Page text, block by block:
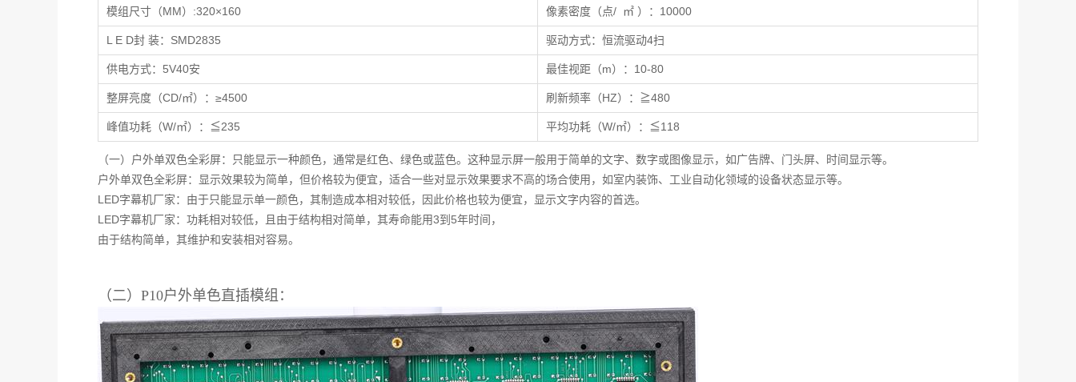
模组尺寸（MM）:320×160 像素密度（点/ ㎡ ）：10000
L E D封 装：SMD2835 驱动方式：恒流驱动4扫
供电方式：5V40安 最佳视距（m）：10-80
整屏亮度（CD/㎡）：≥4500 刷新频率（HZ）：≧480
峰值功耗（W/㎡）：≦235 平均功耗（W/㎡）：≦118
（一）户外单双色全彩屏：只能显示一种颜色，通常是红色、绿色或蓝色。这种显示屏一般用于简单的文字、数字或图像显示，如广告牌、门头屏、时间显示等。
户外单双色全彩屏：显示效果较为简单，但价格较为便宜，适合一些对显示效果要求不高的场合使用，如室内装饰、工业自动化领域的设备状态显示等。
LED字幕机厂家：由于只能显示单一颜色，其制造成本相对较低，因此价格也较为便宜，显示文字内容的首选。
LED字幕机厂家：功耗相对较低，且由于结构相对简单，其寿命能用3到5年时间，
由于结构简单，其维护和安装相对容易。
（二）P10户外单色直插模组：